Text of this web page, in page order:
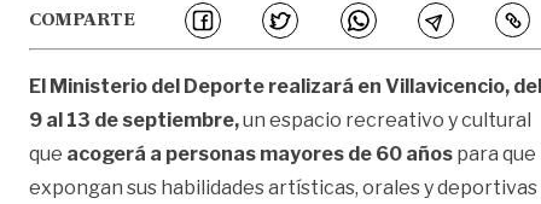
COMPARTE
El Ministerio del Deporte realizará en Villavicencio, del
9 al 13 de septiembre,un espacio recreativo y cultural
que acogerá a personas mayores de 60 años para que
expongan sus habilidades artísticas, orales y deportivas